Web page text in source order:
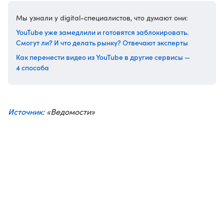
Мы узнали у digital-специалистов, что думают они:
YouTube уже замедлили и готовятся заблокировать.
Смогут ли? И что делать рынку? Отвечают эксперты
Как перенести видео из YouTube в другие сервисы —
4 способа
Источник: «Ведомости»